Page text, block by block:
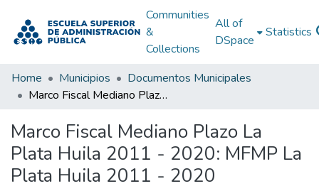
Communities
&
Collections
All of
DSpace
Statistics
Home Municipios
Documentos Municipales
Marco Fiscal Mediano Plazo La Plata Huila 2011 - 2020: MFMP La Plata Huila 2011 - 2020
Marco Fiscal Mediano Plazo La
Plata Huila 2011 - 2020: MFMP La
Plata Huila 2011 - 2020